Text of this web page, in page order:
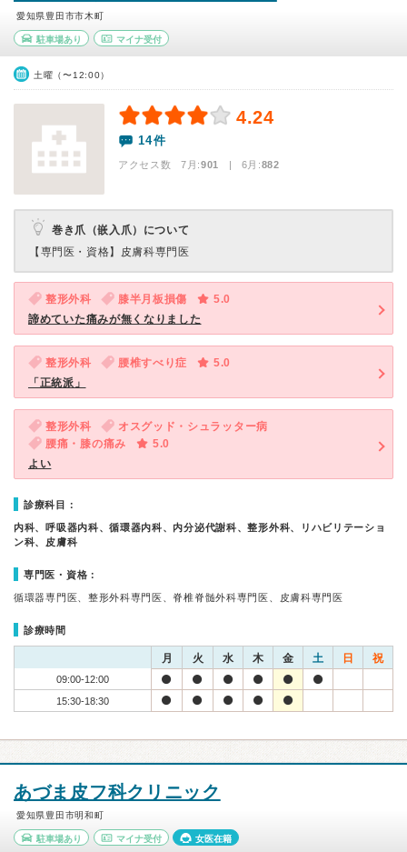
愛知県豊田市市木町
駐車場あり マイナ受付
土曜（〜12:00）
4.24
14件
アクセス数 7月:901 | 6月:882
巻き爪（嵌入爪）について
【専門医・資格】 皮膚科専門医
整形外科 膝半月板損傷
5.0
諦めていた痛みが無くなりました
整形外科 腰椎すべり症
5.0
「正統派」
整形外科
オスグッド・シュラッター病
腰痛・膝の痛み
5.0
よい
診療科目：
内科、呼吸器内科、循環器内科、内分泌代謝科、整形外科、リハビリテーショ
ン科、皮膚科
専門医・資格：
循環器専門医、整形外科専門医、脊椎脊髄外科専門医、皮膚科専門医
診療時間
月 火 水 木 金 土 日 祝
09:00-12:00
15:30-18:30
あづま皮フ科クリニック
愛知県豊田市明和町
駐車場あり マイナ受付 女医在籍